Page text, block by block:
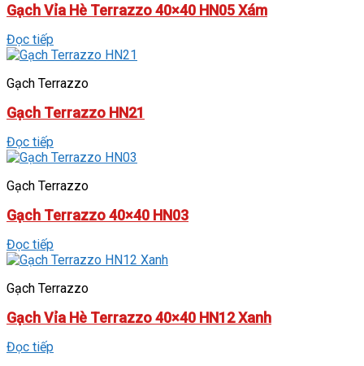
Gạch Vỉa Hè Terrazzo 40×40 HN05 Xám
Đọc tiếp
Gạch Terrazzo
Gạch Terrazzo HN21
Đọc tiếp
Gạch Terrazzo
Gạch Terrazzo 40×40 HN03
Đọc tiếp
Gạch Terrazzo
Gạch Vỉa Hè Terrazzo 40×40 HN12 Xanh
Đọc tiếp